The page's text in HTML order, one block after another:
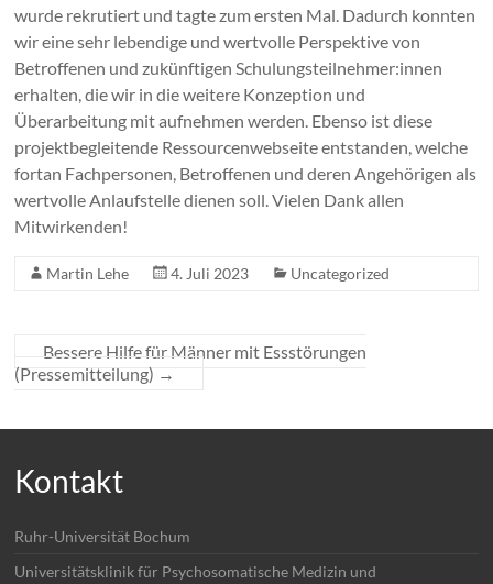
wurde rekrutiert und tagte zum ersten Mal. Dadurch konnten
wir eine sehr lebendige und wertvolle Perspektive von
Betroffenen und zukünftigen Schulungsteilnehmer:innen
erhalten, die wir in die weitere Konzeption und
Überarbeitung mit aufnehmen werden. Ebenso ist diese
projektbegleitende Ressourcenwebseite entstanden, welche
fortan Fachpersonen, Betroffenen und deren Angehörigen als
wertvolle Anlaufstelle dienen soll. Vielen Dank allen
Mitwirkenden!
Martin Lehe 4. Juli 2023 Uncategorized
Bessere Hilfe für Männer mit Essstörungen
(Pressemitteilung) →
Kontakt
Ruhr-Universität Bochum
Universitätsklinik für Psychosomatische Medizin und